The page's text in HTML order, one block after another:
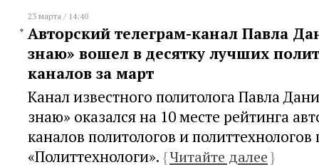
23 марта / 14:40
Авторский телеграм-канал Павла
знаю» вошел в десятку лучших
каналов за март
Канал известного политолога Павла
знаю» оказался на 10 месте рейтинга
каналов политологов и
«Политтехнологи». {Читайте далее}